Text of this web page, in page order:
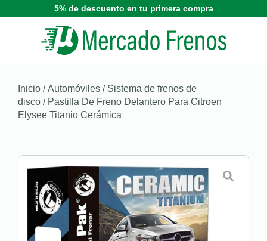
5% de descuento en tu primera compra
Inicio /Automóviles / Sistema de frenos de
disco / Pastilla De Freno Delantero Para Citroen
Elysee Titanio Cerámica